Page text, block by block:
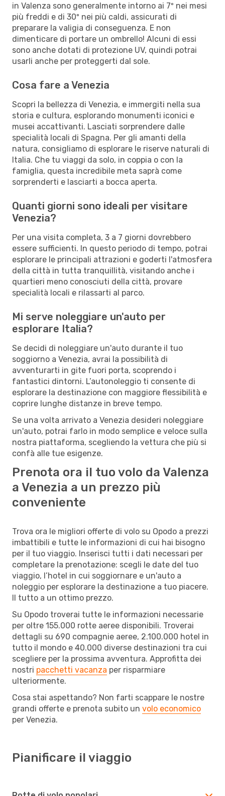
in Valenza sono generalmente intorno ai 7º nei mesi
più freddi e di 30º nei più caldi, assicurati di
preparare la valigia di conseguenza. E non
dimenticare di portare un ombrello! Alcuni di essi
sono anche dotati di protezione UV, quindi potrai
usarli anche per proteggerti dal sole.
Cosa fare a Venezia
Scopri la bellezza di Venezia, e immergiti nella sua
storia e cultura, esplorando monumenti iconici e
musei accattivanti. Lasciati sorprendere dalle
specialità locali di Spagna. Per gli amanti della
natura, consigliamo di esplorare le riserve naturali di
Italia. Che tu viaggi da solo, in coppia o con la
famiglia, questa incredibile meta saprà come
sorprenderti e lasciarti a bocca aperta.
Quanti giorni sono ideali per visitare
Venezia?
Per una visita completa, 3 a 7 giorni dovrebbero
essere sufficienti. In questo periodo di tempo, potrai
esplorare le principali attrazioni e goderti l'atmosfera
della città in tutta tranquillità, visitando anche i
quartieri meno conosciuti della città, provare
specialità locali e rilassarti al parco.
Mi serve noleggiare un'auto per
esplorare Italia?
Se decidi di noleggiare un'auto durante il tuo
soggiorno a Venezia, avrai la possibilità di
avventurarti in gite fuori porta, scoprendo i
fantastici dintorni. L’autonoleggio ti consente di
esplorare la destinazione con maggiore flessibilità e
coprire lunghe distanze in breve tempo.
Se una volta arrivato a Venezia desideri noleggiare
un'auto, potrai farlo in modo semplice e veloce sulla
nostra piattaforma, scegliendo la vettura che più si
confà alle tue esigenze.
Prenota ora il tuo volo da Valenza
a Venezia a un prezzo più
conveniente
Trova ora le migliori offerte di volo su Opodo a prezzi
imbattibili e tutte le informazioni di cui hai bisogno
per il tuo viaggio. Inserisci tutti i dati necessari per
completare la prenotazione: scegli le date del tuo
viaggio, l’hotel in cui soggiornare e un'auto a
noleggio per esplorare la destinazione a tuo piacere.
Il tutto a un ottimo prezzo.
Su Opodo troverai tutte le informazioni necessarie
per oltre 155.000 rotte aeree disponibili. Troverai
dettagli su 690 compagnie aeree, 2.100.000 hotel in
tutto il mondo e 40.000 diverse destinazioni tra cui
scegliere per la prossima avventura. Approfitta dei
nostri pacchetti vacanza per risparmiare
ulteriormente.
Cosa stai aspettando? Non farti scappare le nostre
grandi offerte e prenota subito un volo economico
per Venezia.
Pianificare il viaggio